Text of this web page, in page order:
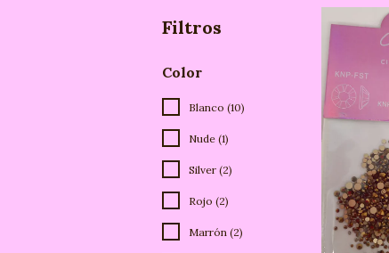
Filtros
Color
Blanco (10)
Nude (1)
Silver (2)
Rojo (2)
Marrón (2)